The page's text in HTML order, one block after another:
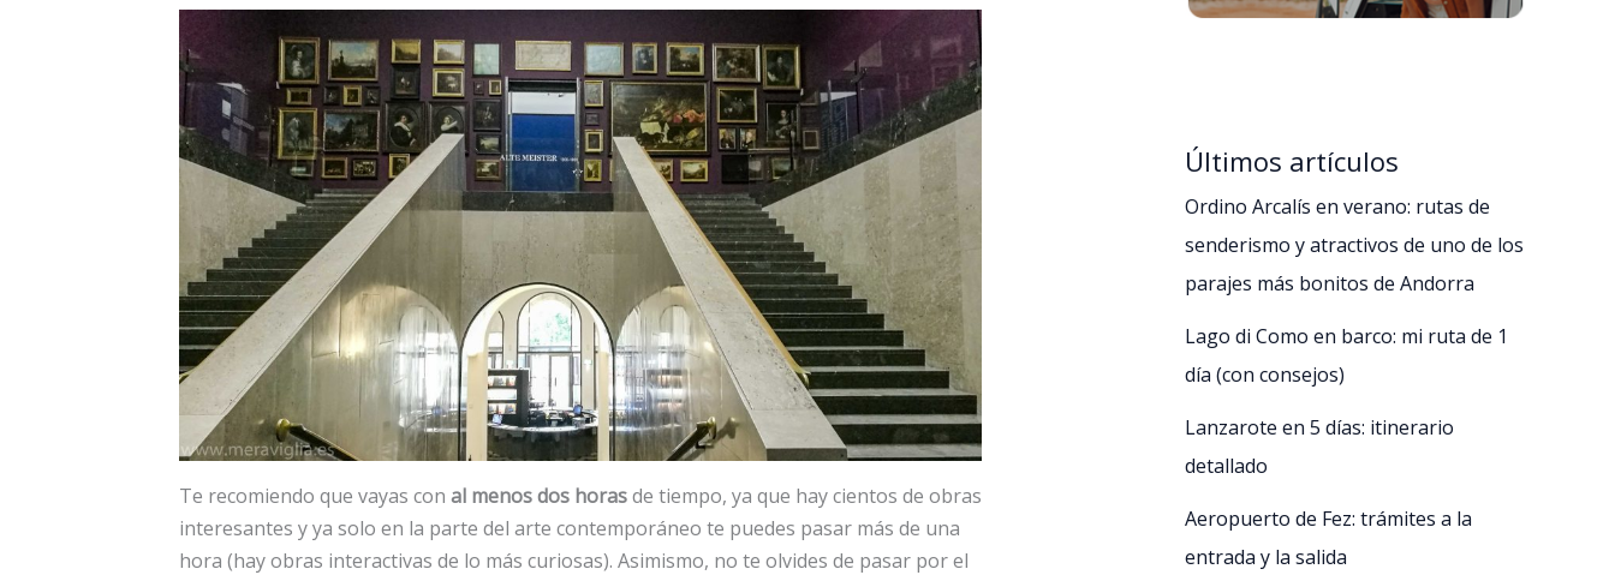
Te recomiendo que vayas con al menos dos horasde tiempo, ya que hay cientos de obras
interesantes y ya solo en la parte del arte contemporáneo te puedes pasar más de una
hora (hay obras interactivas de lo más curiosas). Asimismo, no te olvides de pasar por el
Últimos artículos
Ordino Arcalís en verano: rutas de
senderismo y atractivos de uno de los
parajes más bonitos de Andorra
Lago di Como en barco: mi ruta de 1
día (con consejos)
Lanzarote en 5 días: itinerario
detallado
Aeropuerto de Fez: trámites a la
entrada y la salida